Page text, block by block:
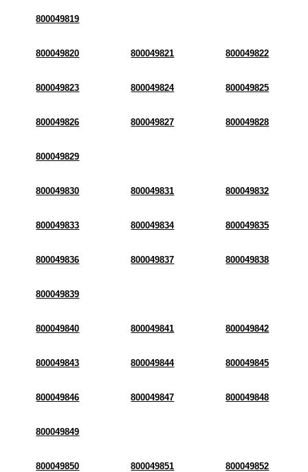
800049819
800049820 800049821 800049822
800049823 800049824 800049825
800049826 800049827 800049828
800049829
800049830 800049831 800049832
800049833 800049834 800049835
800049836 800049837 800049838
800049839
800049840 800049841 800049842
800049843 800049844 800049845
800049846 800049847 800049848
800049849
800049850 800049851 800049852